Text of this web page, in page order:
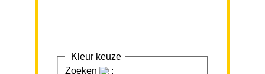
Kleur keuze
Zoeken
: